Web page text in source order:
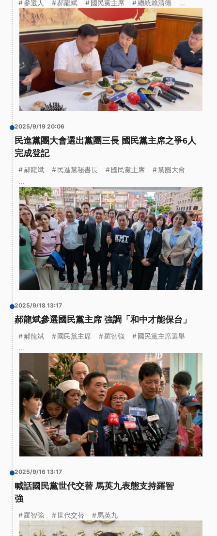
參選人 郝龍斌 國民黨主席 總統賴清德 ...
2025/9/19 20:06
民進黨團大會選出黨團三長 國民黨主席之爭6人
完成登記
郝龍斌 民進黨秘書長 國民黨主席
黨團大會
...
2025/9/18 13:17
郝龍斌參選國民黨主席 強調「和中才能保台」
郝龍斌 國民黨主席 羅智強
國民黨主席選舉
...
2025/9/16 13:17
喊話國民黨世代交替 馬英九表態支持羅智
強
羅智強 世代交替 馬英九